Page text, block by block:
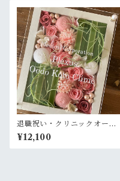
退職祝い・クリニックオープ
ン祝い【名入れ】プリザーブ
ドフラワーアレンジ ウッドフ
レーム 白木枠〈ニューサイラ
¥12,100